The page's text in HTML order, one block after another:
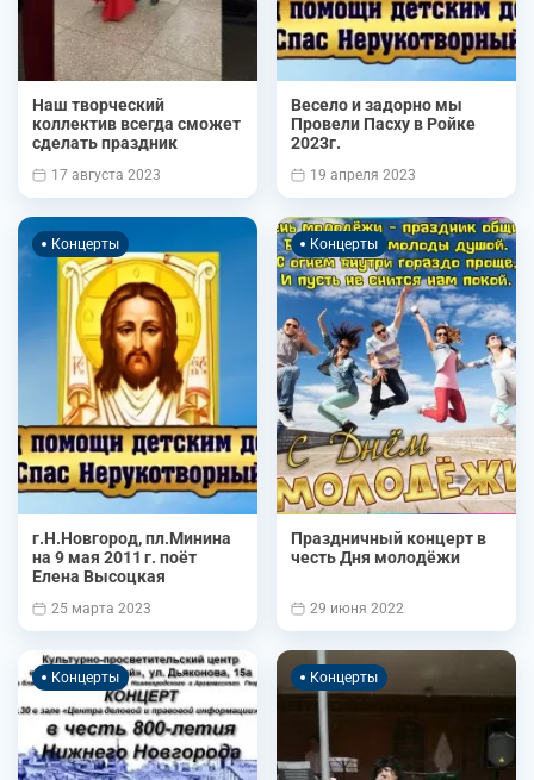
Наш творческий
коллектив всегда сможет
сделать праздник
17 августа 2023
Весело и задорно мы
Провели Пасху в Ройке
2023г.
19 апреля 2023
Концерты
г.Н.Новгород, пл.Минина
на 9 мая 2011 г. поёт
Елена Высоцкая
25 марта 2023
Концерты
Праздничный концерт в
честь Дня молодёжи
29 июня 2022
Концерты Концерты